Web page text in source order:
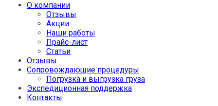
О компании
Отзывы
Акции
Наши работы
Прайс-лист
Статьи
Отзывы
Сопровождающие процедуры
Погрузка и выгрузка груза
Экспедиционная поддержка
Контакты